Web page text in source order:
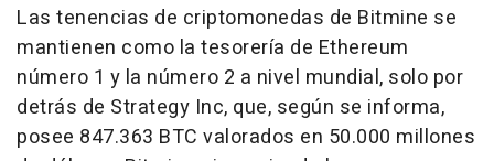
Las tenencias de criptomonedas de Bitmine se
mantienen como la tesorería de Ethereum
número 1 y la número 2 a nivel mundial, solo por
detrás de Strategy Inc, que, según se informa,
posee 847.363 BTC valorados en 50.000 millones